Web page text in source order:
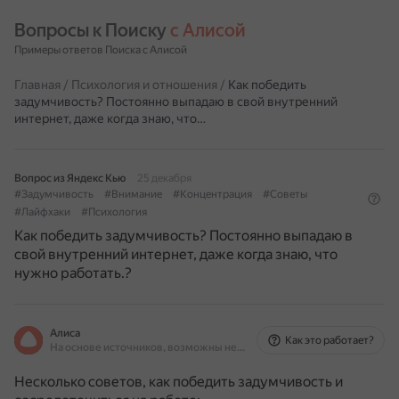
Вопросы к Поиску с Алисой
Примеры ответов Поиска с Алисой
Главная / Психология и отношения / Как победить
задумчивость? Постоянно выпадаю в свой внутренний
интернет, даже когда знаю, что…
Вопрос из Яндекс Кью
25 декабря
#Задумчивость
#Внимание #Концентрация
#Советы
#Лайфхаки
#Психология
Как победить задумчивость? Постоянно выпадаю в
свой внутренний интернет, даже когда знаю, что
нужно работать.?
Алиса
На основе источников, возможны неточности
Как это работает?
Несколько советов, как победить задумчивость и